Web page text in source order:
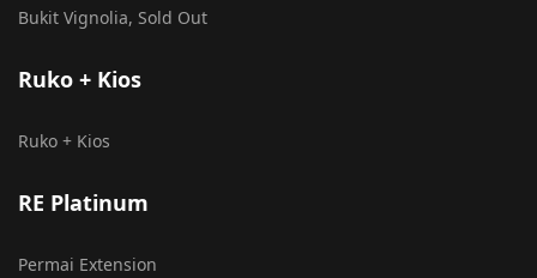
Bukit Vignolia, Sold Out
Ruko + Kios
Ruko + Kios
RE Platinum
Permai Extension